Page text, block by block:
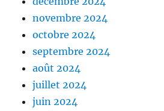
novembre 2024
octobre 2024
septembre 2024
août 2024
juillet 2024
juin 2024